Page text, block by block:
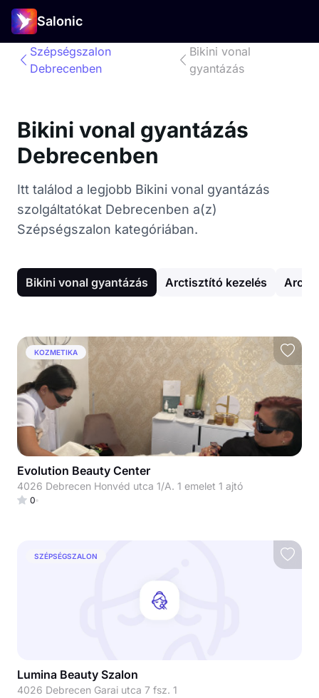
Salonic
Szépségszalon
Debrecenben
Bikini vonal
gyantázás
Bikini vonal gyantázás
Debrecenben
Itt találod a legjobb Bikini vonal gyantázás
szolgáltatókat Debrecenben a(z)
Szépségszalon kategóriában.
Bikini vonal gyantázás Arctisztító kezelés Arc
KOZMETIKA
Evolution Beauty Center
4026 Debrecen Honvéd utca 1/A. 1 emelet 1 ajtó
0
SZÉPSÉGSZALON
Lumina Beauty Szalon
4026 Debrecen Garai utca 7 fsz. 1